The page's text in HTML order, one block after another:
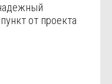
от проекта